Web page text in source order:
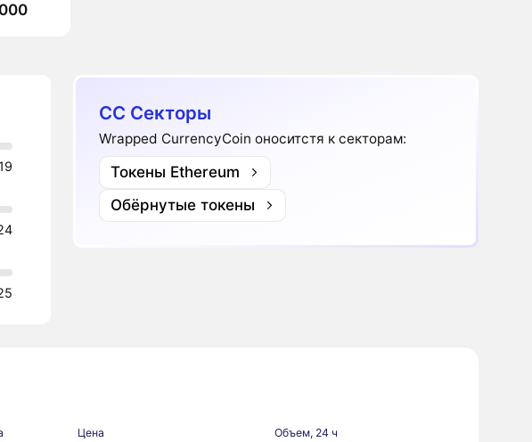
CC Секторы
Wrapped CurrencyCoin оноситстя к секторам:
Токены Ethereum
Обёрнутые токены
Цена Объем, 24 ч